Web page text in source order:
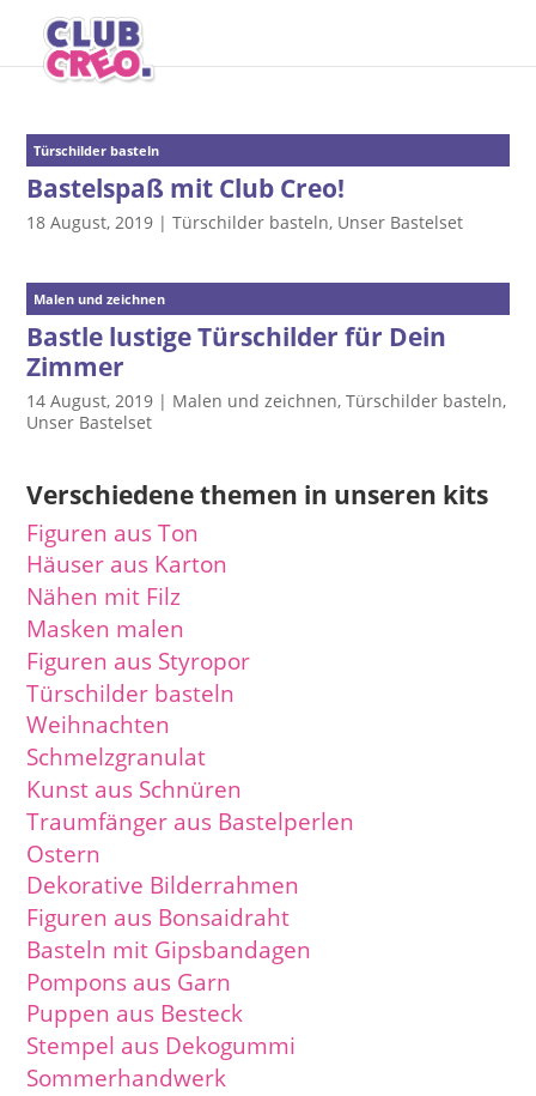
Türschilder basteln
Bastelspaß mit Club Creo!
18 August, 2019 |Türschilder basteln, Unser Bastelset
Malen und zeichnen
Bastle lustige Türschilder für Dein
Zimmer
14 August, 2019 | Malen und zeichnen,Türschilder basteln,
Unser Bastelset
Verschiedene themen in unseren kits
Figuren aus Ton
Häuser aus Karton
Nähen mit Filz
Masken malen
Figuren aus Styropor
Türschilder basteln
Weihnachten
Schmelzgranulat
Kunst aus Schnüren
Traumfänger aus Bastelperlen
Ostern
Dekorative Bilderrahmen
Figuren aus Bonsaidraht
Basteln mit Gipsbandagen
Pompons aus Garn
Puppen aus Besteck
Stempel aus Dekogummi
Sommerhandwerk